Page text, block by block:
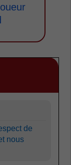
de
nous